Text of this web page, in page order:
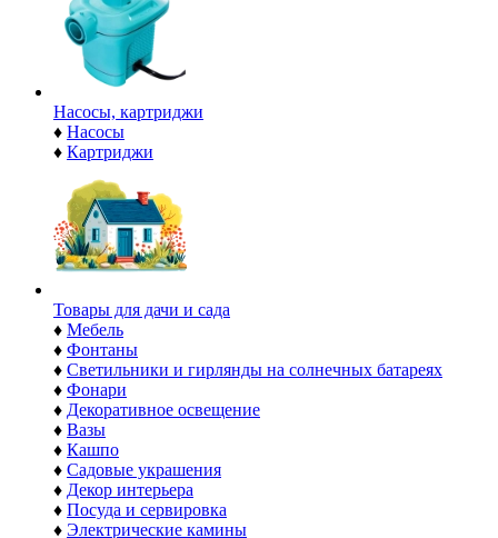
Насосы, картриджи
♦ Насосы
♦ Картриджи
Товары для дачи и сада
♦ Мебель
♦ Фонтаны
♦ Светильники и гирлянды на солнечных батареях
♦ Фонари
♦ Декоративное освещение
♦ Вазы
♦ Кашпо
♦ Садовые украшения
♦ Декор интерьера
♦ Посуда и сервировка
♦ Электрические камины